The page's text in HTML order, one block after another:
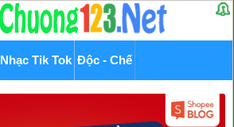
Nhạc Tik Tok Độc - Chế